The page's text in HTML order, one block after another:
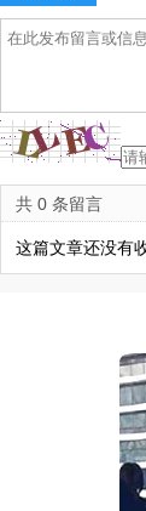
共 0 条留言
这篇文章还没有